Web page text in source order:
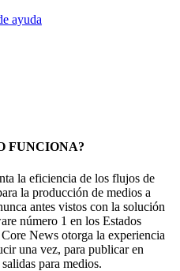
ayuda
FUNCIONA?
la eficiencia de los flujos de
la producción de medios a
antes vistos con la solución
número 1 en los Estados
News otorga la experiencia
una vez, para publicar en
para medios.